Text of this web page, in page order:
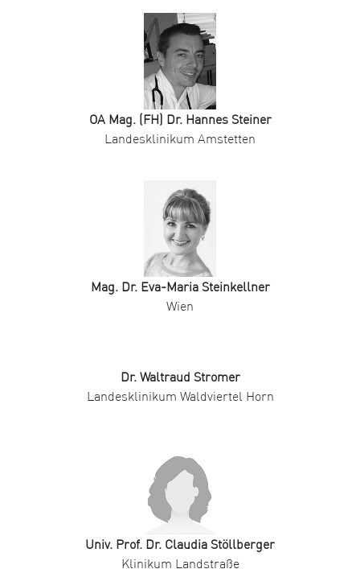
OA Mag. (FH) Dr. Hannes Steiner
Landesklinikum Amstetten
Mag. Dr. Eva-Maria Steinkellner
Wien
Dr. Waltraud Stromer
Landesklinikum Waldviertel Horn
Univ. Prof. Dr. Claudia Stöllberger
Klinikum Landstraße